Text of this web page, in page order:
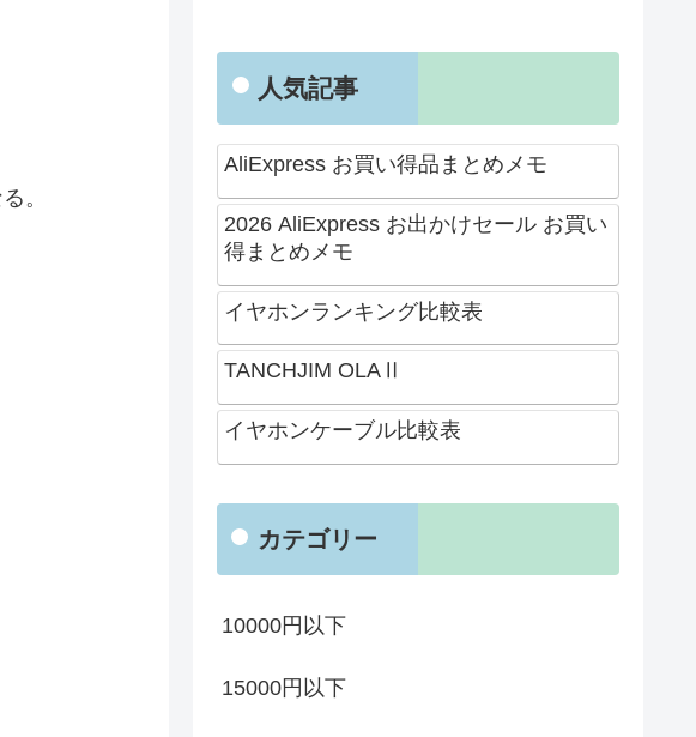
。
人気記事
AliExpress お買い得品まとめメモ
2026 AliExpress お出かけセール お買い
得まとめメモ
イヤホンランキング比較表
TANCHJIM OLAⅡ
イヤホンケーブル比較表
カテゴリー
10000円以下
15000円以下